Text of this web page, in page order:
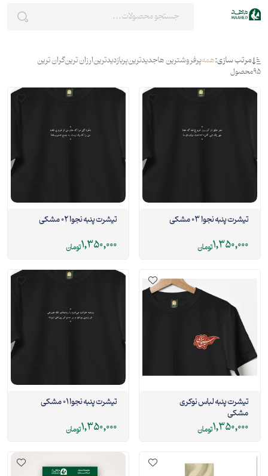
مرتب سازی:همهپرفروشترین هاجدیدترینپربازدیدترینارزان ترینگران ترین
95محصول
تیشرت پنبه نجوا 03 مشکی
1,350,000تومان
تیشرت پنبه نجوا 02 مشکی
1,350,000تومان
تیشرت پنبه لباس نوکری
مشکی
1,350,000تومان
تیشرت پنبه نجوا 01 مشکی
1,350,000تومان